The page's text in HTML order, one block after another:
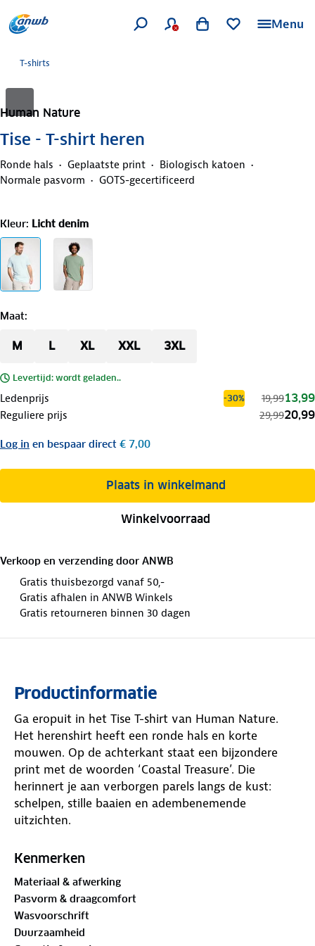
Menu
T-shirts
Human Nature
Tise - T-shirt heren
Ronde hals Geplaatste print
Biologisch katoen
Normale pasvorm
GOTS-gecertificeerd
Kleur: Licht denim
Maat:
M L XL XXL 3XL
Levertijd: wordt geladen..
Ledenprijs -30% 19,9913,99
Reguliere prijs 29,9920,99
Log in en bespaar direct € 7,00
Plaats in winkelmand
Winkelvoorraad
Verkoop en verzending door ANWB
Gratis thuisbezorgd vanaf 50,-
Gratis afhalen in ANWB Winkels
Gratis retourneren binnen 30 dagen
Productinformatie
Ga eropuit in het Tise T-shirt van Human Nature.
Het herenshirt heeft een ronde hals en korte
mouwen. Op de achterkant staat een bijzondere
print met de woorden ‘Coastal Treasure’. Die
herinnert je aan verborgen parels langs de kust:
schelpen, stille baaien en adembenemende
uitzichten.
Hij is gemaakt van materialen met
(GOTS) is een internationaal keurmerk dat strenge
eisen stelt aan de gehele textielketen, van de teelt
van natuurlijke vezels tot aan de verwerking en
productie van het kledingstuk. Dit T-shirt geeft je
Kenmerken
Materiaal & afwerking
Pasvorm & draagcomfort
Wasvoorschrift
Duurzaamheid